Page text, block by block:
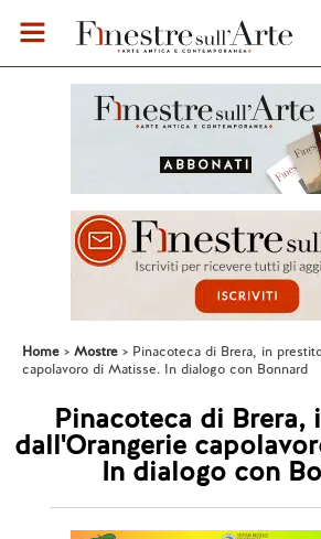
Home Mostre
Pinacoteca di Brera, in
capolavoro di Matisse. In dialogo con Bonnard
Pinacoteca di Brera,
dall'Orangerie
In dialogo con